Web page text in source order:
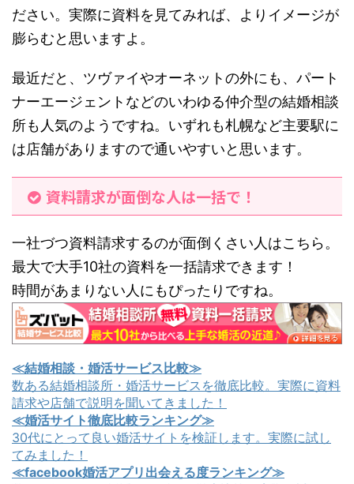
ださい。実際に資料を見てみれば、よりイメージが
膨らむと思いますよ。
最近だと、ツヴァイやオーネットの外にも、パート
ナーエージェントなどのいわゆる仲介型の結婚相談
所も人気のようですね。いずれも札幌など主要駅に
は店舗がありますので通いやすいと思います。
資料請求が面倒な人は一括で！
一社づつ資料請求するのが面倒くさい人はこちら。
最大で大手10社の資料を一括請求できます！
時間があまりない人にもぴったりですね。
≪結婚相談・婚活サービス比較≫
数ある結婚相談所・婚活サービスを徹底比較。実際に資料
請求や店舗で説明を聞いてきました！
≪婚活サイト徹底比較ランキング≫
30代にとって良い婚活サイトを検証します。実際に試し
てみました！
≪facebook婚活アプリ出会える度ランキング≫